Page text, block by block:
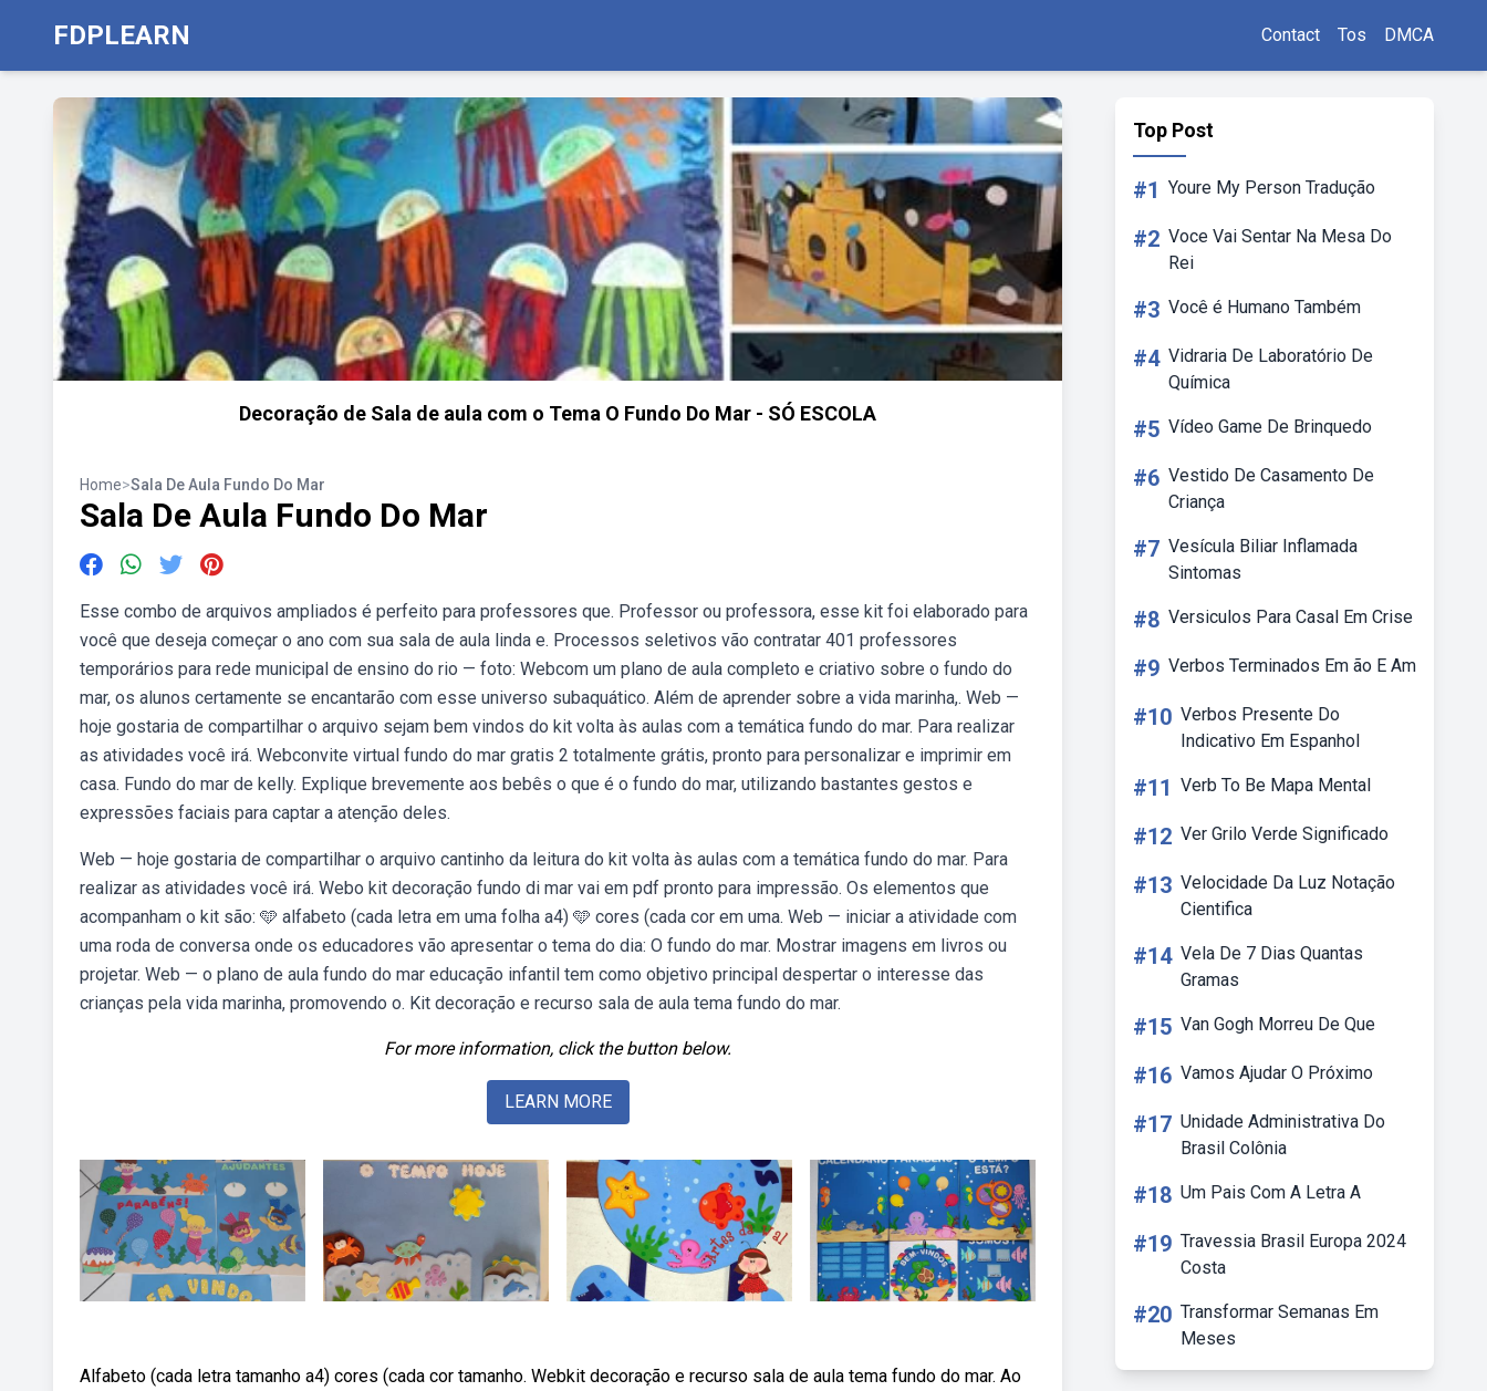
FDPLEARN Contact Tos DMCA
Decoração de Sala de aula com o Tema O Fundo Do Mar - SÓ ESCOLA
Home>Sala De Aula Fundo Do Mar
Sala De Aula Fundo Do Mar
Esse combo de arquivos ampliados é perfeito para professores que. Professor ou professora, esse kit foi elaborado para
você que deseja começar o ano com sua sala de aula linda e. Processos seletivos vão contratar 401 professores
temporários para rede municipal de ensino do rio — foto: Webcom um plano de aula completo e criativo sobre o fundo do
mar, os alunos certamente se encantarão com esse universo subaquático. Além de aprender sobre a vida marinha,. Web —
hoje gostaria de compartilhar o arquivo sejam bem vindos do kit volta às aulas com a temática fundo do mar. Para realizar
as atividades você irá. Webconvite virtual fundo do mar gratis 2 totalmente grátis, pronto para personalizar e imprimir em
casa. Fundo do mar de kelly. Explique brevemente aos bebês o que é o fundo do mar, utilizando bastantes gestos e
expressões faciais para captar a atenção deles.
Web — hoje gostaria de compartilhar o arquivo cantinho da leitura do kit volta às aulas com a temática fundo do mar. Para
realizar as atividades você irá. Webo kit decoração fundo di mar vai em pdf pronto para impressão. Os elementos que
acompanham o kit são: 🩵 alfabeto (cada letra em uma folha a4) 🩵 cores (cada cor em uma. Web — iniciar a atividade com
uma roda de conversa onde os educadores vão apresentar o tema do dia: O fundo do mar. Mostrar imagens em livros ou
projetar. Web — o plano de aula fundo do mar educação infantil tem como objetivo principal despertar o interesse das
crianças pela vida marinha, promovendo o. Kit decoração e recurso sala de aula tema fundo do mar.
For more information, click the button below.
LEARN MORE
Alfabeto (cada letra tamanho a4) cores (cada cor tamanho. Webkit decoração e recurso sala de aula tema fundo do mar. Ao
Top Post
#1 Youre My Person Tradução
#2 Voce Vai Sentar Na Mesa Do
Rei
#3 Você é Humano Também
#4 Vidraria De Laboratório De
Química
#5 Vídeo Game De Brinquedo
#6 Vestido De Casamento De
Criança
#7 Vesícula Biliar Inflamada
Sintomas
#8 Versiculos Para Casal Em Crise
#9 Verbos Terminados Em ão E Am
#10 Verbos Presente Do
Indicativo Em Espanhol
#11 Verb To Be Mapa Mental
#12 Ver Grilo Verde Significado
#13 Velocidade Da Luz Notação
Cientifica
#14 Vela De 7 Dias Quantas
Gramas
#15 Van Gogh Morreu De Que
#16 Vamos Ajudar O Próximo
#17 Unidade Administrativa Do
Brasil Colônia
#18 Um Pais Com A Letra A
#19 Travessia Brasil Europa 2024
Costa
#20 Transformar Semanas Em
Meses